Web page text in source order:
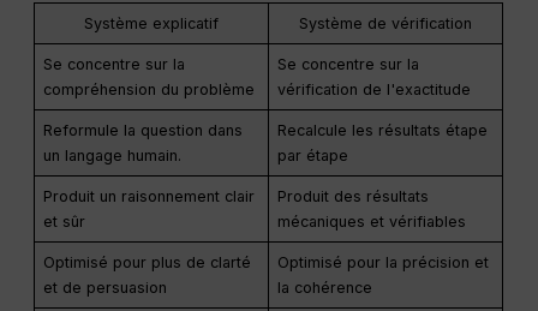
Système explicatif Système de vérification
Se concentre sur la
compréhension du problème
Se concentre sur la
vérification de l'exactitude
Reformule la question dans
un langage humain.
Recalcule les résultats étape
par étape
Produit un raisonnement clair
et sûr
Produit des résultats
mécaniques et vérifiables
Optimisé pour plus de clarté
et de persuasion
Optimisé pour la précision et
la cohérence